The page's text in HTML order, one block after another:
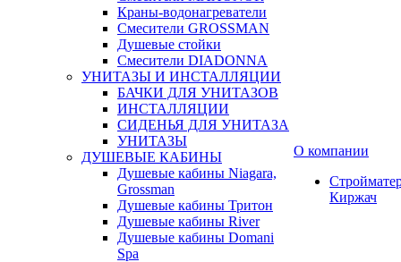
Краны-водонагреватели
Смесители GROSSMAN
Душевые стойки
Смесители DIADONNA
УНИТАЗЫ И ИНСТАЛЛЯЦИИ
БАЧКИ ДЛЯ УНИТАЗОВ
ИНСТАЛЛЯЦИИ
СИДЕНЬЯ ДЛЯ УНИТАЗА
УНИТАЗЫ
ДУШЕВЫЕ КАБИНЫ
Душевые кабины Niagara,
Grossman
Душевые кабины Тритон
Душевые кабины River
Душевые кабины Domani
Spa
О компании
Киржач